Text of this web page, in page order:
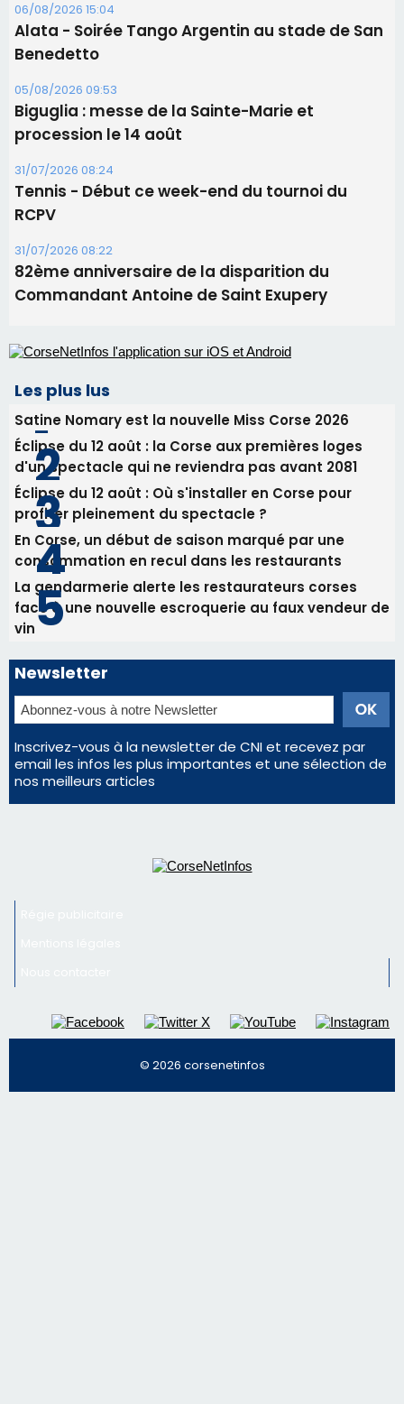
06/08/2026 15:04
Alata - Soirée Tango Argentin au stade de San
Benedetto
05/08/2026 09:53
Biguglia : messe de la Sainte-Marie et
procession le 14 août
31/07/2026 08:24
Tennis - Début ce week-end du tournoi du
RCPV
31/07/2026 08:22
82ème anniversaire de la disparition du
Commandant Antoine de Saint Exupery
Les plus lus
Satine Nomary est la nouvelle Miss Corse 2026
Éclipse du 12 août : la Corse aux premières loges
d'un spectacle qui ne reviendra pas avant 2081
Éclipse du 12 août : Où s'installer en Corse pour
profiter pleinement du spectacle ?
En Corse, un début de saison marqué par une
consommation en recul dans les restaurants
La gendarmerie alerte les restaurateurs corses
face à une nouvelle escroquerie au faux vendeur de
vin
Newsletter
Inscrivez-vous à la newsletter de CNI et recevez par
email les infos les plus importantes et une sélection de
nos meilleurs articles
© 2026 corsenetinfos